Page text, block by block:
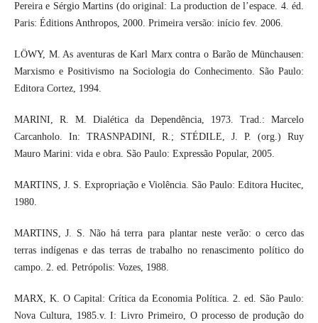
Pereira e Sérgio Martins (do original: La production de l’espace. 4. éd.
Paris: Éditions Anthropos, 2000. Primeira versão: início fev. 2006.
LÖWY, M. As aventuras de Karl Marx contra o Barão de Münchausen:
Marxismo e Positivismo na Sociologia do Conhecimento. São Paulo:
Editora Cortez, 1994.
MARINI, R. M. Dialética da Dependência, 1973. Trad.: Marcelo
Carcanholo. In: TRASNPADINI, R.; STÉDILE, J. P. (org.) Ruy
Mauro Marini: vida e obra. São Paulo: Expressão Popular, 2005.
MARTINS, J. S. Expropriação e Violência. São Paulo: Editora Hucitec,
1980.
MARTINS, J. S. Não há terra para plantar neste verão: o cerco das
terras indígenas e das terras de trabalho no renascimento político do
campo. 2. ed. Petrópolis: Vozes, 1988.
MARX, K. O Capital: Crítica da Economia Política. 2. ed. São Paulo:
Nova Cultura, 1985.v. I: Livro Primeiro, O processo de produção do